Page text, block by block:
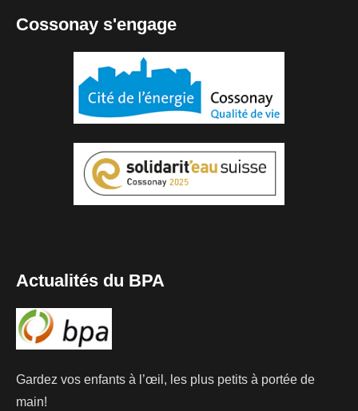
Cossonay s'engage
Actualités du BPA
Gardez vos enfants à l’œil, les plus petits à portée de
main!